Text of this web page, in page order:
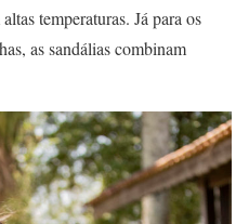
temperaturas. Já para os
as sandálias combinam